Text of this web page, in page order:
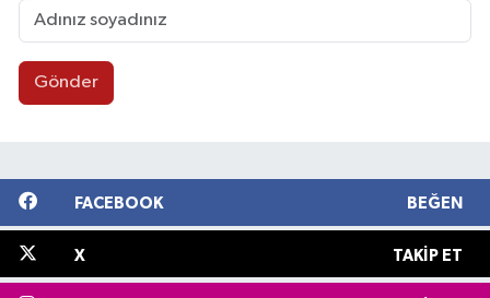
Gönder
FACEBOOK BEĞEN
X TAKIP ET